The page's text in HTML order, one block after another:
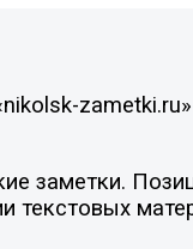
zametki.ru»
заметки.
текстовых